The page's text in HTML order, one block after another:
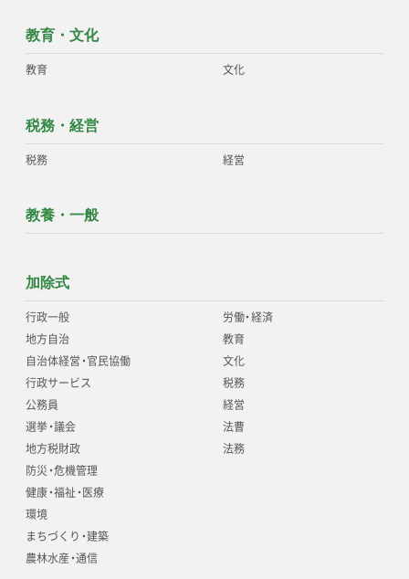
教育・文化
教育 文化
税務・経営
税務 経営
教養・一般
加除式
行政一般
地方自治
自治体経営・官民協働
行政サービス
公務員
選挙・議会
地方税財政
防災・危機管理
健康・福祉・医療
環境
まちづくり・建築
農林水産・通信
労働・経済
教育
文化
税務
経営
法曹
法務